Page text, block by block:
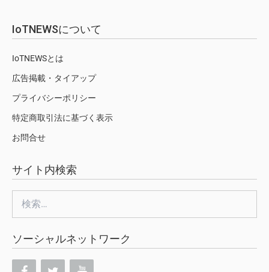
IoTNEWSについて
IoTNEWSとは
広告掲載・タイアップ
プライバシーポリシー
特定商取引法に基づく表示
お問合せ
サイト内検索
索:
ソーシャルネットワーク